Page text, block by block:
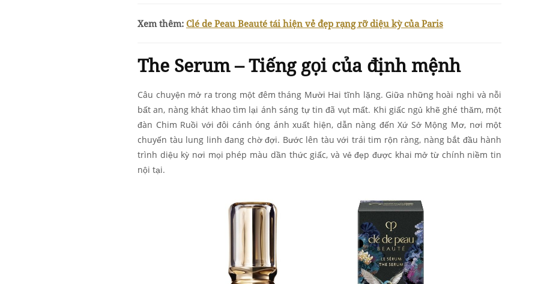
Xem thêm: Clé de Peau Beauté tái hiện vẻ đẹp rạng rỡ diệu kỳ của Paris
The Serum – Tiếng gọi của định mệnh
Câu chuyện mở ra trong một đêm tháng Mười Hai tĩnh lặng. Giữa những hoài nghi và nỗi
bất an, nàng khát khao tìm lại ánh sáng tự tin đã vụt mất. Khi giấc ngủ khẽ ghé thăm, một
đàn Chim Ruồi với đôi cánh óng ánh xuất hiện, dẫn nàng đến Xứ Sở Mộng Mơ, nơi một
chuyến tàu lung linh đang chờ đợi. Bước lên tàu với trái tim rộn ràng, nàng bắt đầu hành
trình diệu kỳ nơi mọi phép màu dần thức giấc, và vẻ đẹp được khai mở từ chính niềm tin
nội tại.